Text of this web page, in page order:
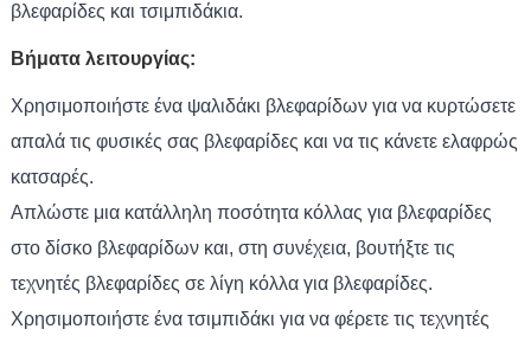
βλεφαρίδες και τσιμπιδάκια.
Βήματα λειτουργίας:
Χρησιμοποιήστε ένα ψαλιδάκι βλεφαρίδων για να κυρτώσετε
απαλά τις φυσικές σας βλεφαρίδες και να τις κάνετε ελαφρώς
κατσαρές.
Απλώστε μια κατάλληλη ποσότητα κόλλας για βλεφαρίδες
στο δίσκο βλεφαρίδων και, στη συνέχεια, βουτήξτε τις
τεχνητές βλεφαρίδες σε λίγη κόλλα για βλεφαρίδες.
Χρησιμοποιήστε ένα τσιμπιδάκι για να φέρετε τις τεχνητές